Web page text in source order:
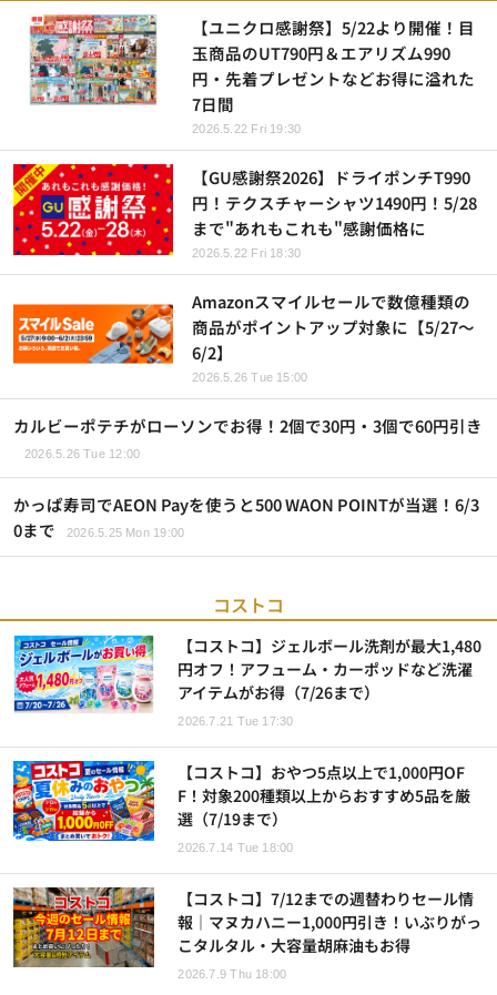
【ユニクロ感謝祭】5/22より開催！目
玉商品のUT790円＆エアリズム990
円・先着プレゼントなどお得に溢れた
7日間
2026.5.22 Fri 19:30
【GU感謝祭2026】ドライポンチT990
円！テクスチャーシャツ1490円！5/28
まで"あれもこれも"感謝価格に
2026.5.22 Fri 18:30
Amazonスマイルセールで数億種類の
商品がポイントアップ対象に【5/27～
6/2】
2026.5.26 Tue 15:00
カルビーポテチがローソンでお得！2個で30円・3個で60円引き
2026.5.26 Tue 12:00
かっぱ寿司でAEON Payを使うと500 WAON POINTが当選！6/3
0まで
2026.5.25 Mon 19:00
コストコ
【コストコ】ジェルボール洗剤が最大1,480
円オフ！アフューム・カーポッドなど洗濯
アイテムがお得（7/26まで）
2026.7.21 Tue 17:30
【コストコ】おやつ5点以上で1,000円OF
F！対象200種類以上からおすすめ5品を厳
選（7/19まで）
2026.7.14 Tue 18:00
【コストコ】7/12までの週替わりセール情
報｜マヌカハニー1,000円引き！いぶりがっ
こタルタル・大容量胡麻油もお得
2026.7.9 Thu 18:00